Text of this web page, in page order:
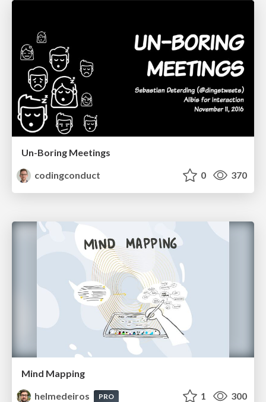
Un-Boring Meetings
codingconduct
0 370
Mind Mapping
helmedeiros
PRO 1 300